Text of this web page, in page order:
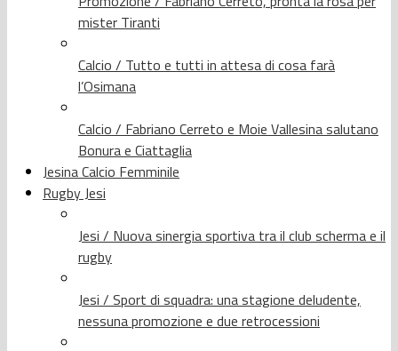
mister Tiranti
Calcio / Tutto e tutti in attesa di cosa farà
l’Osimana
Calcio / Fabriano Cerreto e Moie Vallesina salutano
Bonura e Ciattaglia
Jesina Calcio Femminile
Rugby Jesi
Jesi / Nuova sinergia sportiva tra il club scherma e il
rugby
Jesi / Sport di squadra: una stagione deludente,
nessuna promozione e due retrocessioni